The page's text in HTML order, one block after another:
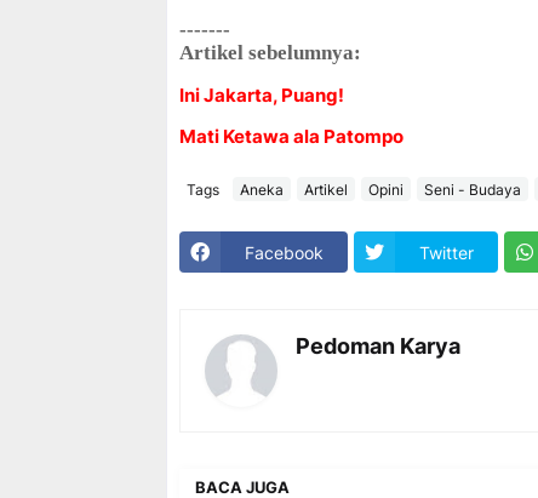
-------
Artikel sebelumnya:
Ini Jakarta, Puang!
Mati Ketawa ala Patompo
Tags Aneka Artikel Opini Seni - Budaya
Facebook Twitter
Pedoman Karya
BACA JUGA